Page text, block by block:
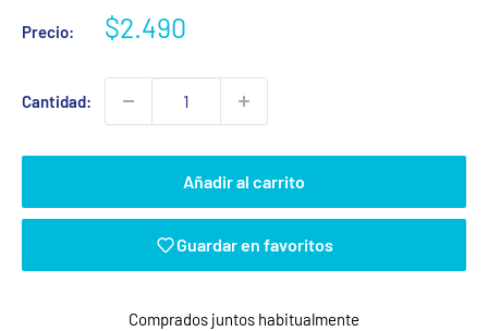
Precio:
Precio
venta
$2.490
Cantidad:
Añadir al carrito
Guardar en favoritos
Comprados juntos habitualmente